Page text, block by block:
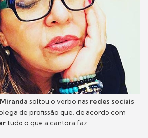
Miranda soltou o verbo nas redes sociais
de profissão que, de acordo com
tudo o que a cantora faz.